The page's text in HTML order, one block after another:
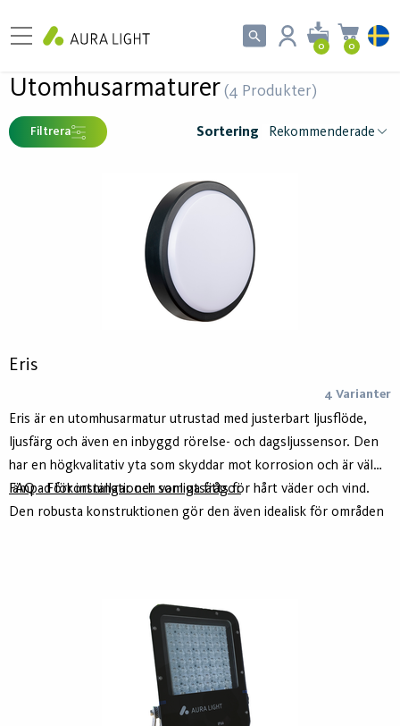
0 0
Sortering
Utomhusarmaturer (4 Produkter)
Filtrera
Eris
4 Varianter
Eris är en utomhusarmatur utrustad med justerbart ljusflöde,
ljusfärg och även en inbyggd rörelse- och dagsljussensor. Den
har en högkvalitativ yta som skyddar mot korrosion och är väl
lämpad för installationer som utsätts för hårt väder och vind.
Den robusta konstruktionen gör den även idealisk för områden
FAQ - Förkortningar och vanliga frågor